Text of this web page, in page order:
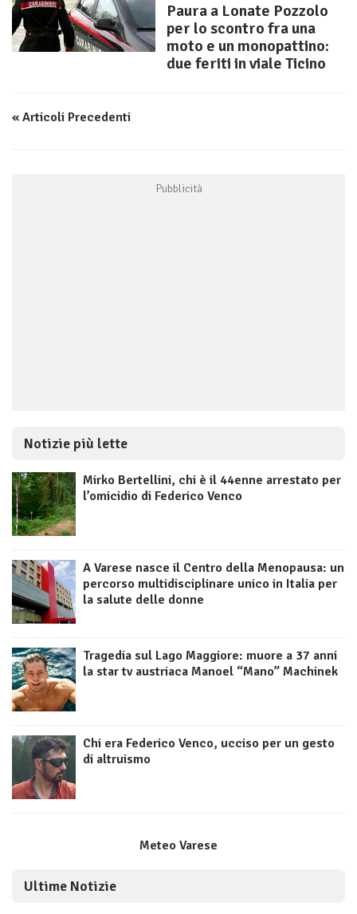
Paura a Lonate Pozzolo
per lo scontro fra una
moto e un monopattino:
due feriti in viale Ticino
« Articoli Precedenti
Notizie più lette
Mirko Bertellini, chi è il 44enne arrestato per
l’omicidio di Federico Venco
A Varese nasce il Centro della Menopausa: un
percorso multidisciplinare unico in Italia per
la salute delle donne
Tragedia sul Lago Maggiore: muore a 37 anni
la star tv austriaca Manoel “Mano” Machinek
Chi era Federico Venco, ucciso per un gesto
di altruismo
Meteo Varese
Ultime Notizie